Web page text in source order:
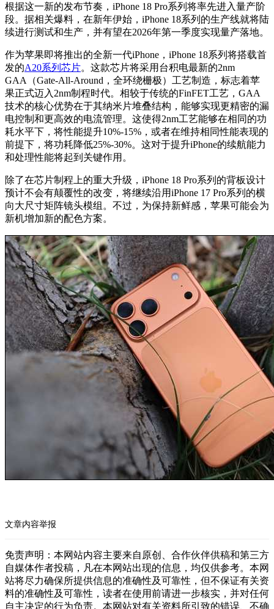
根据这一新的发布节奏，iPhone 18 Pro系列将率先进入量产阶
段。据相关爆料，在新年伊始，iPhone 18系列的生产线就将陆
续进行测试和生产，并有望在2026年第一季度实现量产落地。
作为苹果即将推出的全新一代iPhone，iPhone 18系列将搭载首
发的A20系列芯片。这款芯片将采用台积电最新的2nm
GAA（Gate-All-Around，全环绕栅极）工艺制造，标志着苹
果正式迈入2nm制程时代。相较于传统的FinFET工艺，GAA
技术的核心优势在于其纳米片堆叠结构，能够实现更精密的漏
电控制和更高效的电流管理。这使得2nm工艺能够在相同的功
耗水平下，将性能提升10%-15%，或者在维持相同性能表现的
前提下，将功耗降低25%-30%。这对于提升iPhone的续航能力
和处理性能将起到关键作用。
除了在芯片制程上的重大升级，iPhone 18 Pro系列的背板设计
预计不会有颠覆性的改变，将继续沿用iPhone 17 Pro系列的横
向大尺寸矩阵镜头模组。不过，为保持新鲜感，苹果可能会为
新机增加新的配色方案。
文章内容举报
免责声明：本网站内容主要来自原创、合作伙伴供稿和第三方
自媒体作者投稿，凡在本网站出现的信息，均仅供参考。本网
站将尽力确保所提供信息的准确性及可靠性，但不保证有关资
料的准确性及可靠性，读者在使用前请进一步核实，并对任何
自主决定的行为负责。本网站对有关资料所引致的错误、不确